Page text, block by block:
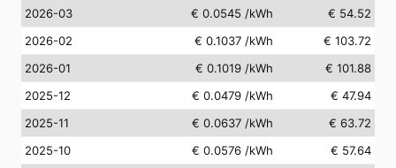
2026-03
€ 0.0545 /kWh
€ 54.52
2026-02
€ 0.1037 /kWh
€ 103.72
2026-01
€ 0.1019 /kWh
€ 101.88
2025-12
€ 0.0479 /kWh
€ 47.94
2025-11
€ 0.0637 /kWh
€ 63.72
2025-10
€ 0.0576 /kWh
€ 57.64